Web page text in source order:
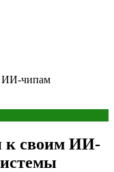
ИИ-чипам
к своим ИИ-